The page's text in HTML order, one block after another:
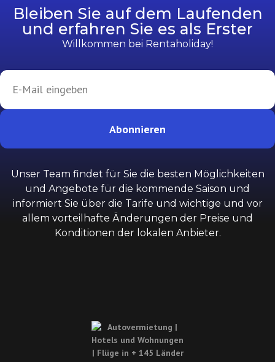
Bleiben Sie auf dem Laufenden
und erfahren Sie es als Erster
Willkommen bei Rentaholiday!
Abonnieren
Unser Team findet für Sie die besten Möglichkeiten
und Angebote für die kommende Saison und
informiert Sie über die Tarife und wichtige und vor
allem vorteilhafte Änderungen der Preise und
Konditionen der lokalen Anbieter.